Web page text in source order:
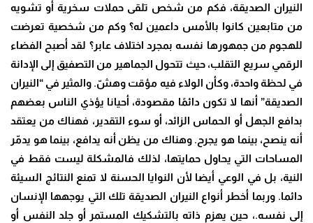
النيران الصديقة، فكم من شخص تلقى حملات سخرية أو تشويه
من متابعين كانوا بالأمس داعمين له؟ وكم من شخصية تعرضت
للهجوم من جمهورها نفسه بمجرد اختلاف عابر؟ لقد أصبح الفضاء
الرقمي سريع التقلب، حيث تتحول الجماهير من التصفيق إلى الإدانة
في لحظة واحدة، وكأن الولاء فيه مؤقت وهشّ. والمثير في “النيران
الصديقة” أنها لا تكون دائمًا مقصودة، أحيانا يؤذي الناس بعضهم
بدافع الجهل أو الحماس الزائد، أو سوء التقدير، فهناك من يعتقد
أنه ينصح، بينما هو يجرح. وهناك من يظن أنه يدافع، بينما هو يدمّر
المساحات التي يحاول حمايتها، لذلك فالمشكلة ليست فقط في
النية، بل في الوعي أيضا لأن النوايا الحسنة لا تمنع النتائج السيئة
دائما. وربما أخطر أنواع النيران الصديقة تلك التي يوجهها الإنسان
إلى نفسه.، حين يهزم ذاته بالتشكيك المستمر أو جلد النفس أو